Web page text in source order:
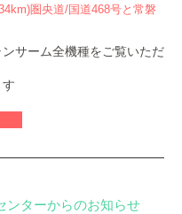
圏央道/国道468号と常磐
サーム全機種をご覧いただ
ンターからのお知らせ